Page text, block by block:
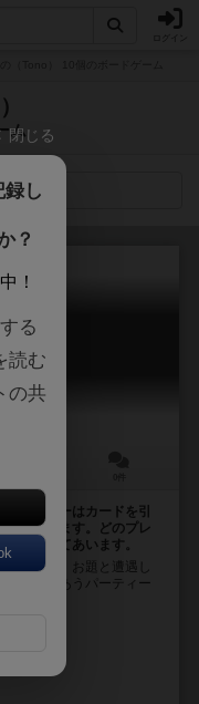
ム
ト
レイヤーはカードを引
ョンをします。どのプレ
いに当てあいます。
ト』は、お題と遭遇し
ーと当てあうパーティー
...
閉じる
し
？
！
る
読む
の共